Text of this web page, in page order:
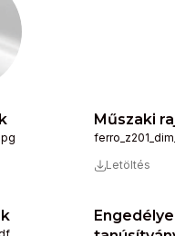
Műszaki
Letöltés